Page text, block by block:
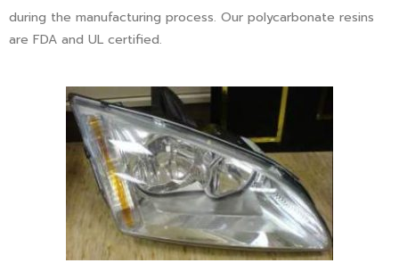
during the manufacturing process. Our polycarbonate resins
are FDA and UL certified.